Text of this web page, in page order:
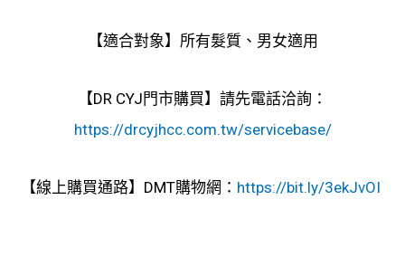
【適合對象】所有髮質、男女適用
【DR CYJ門市購買】請先電話洽詢：
https://drcyjhcc.com.tw/servicebase/
【線上購買通路】DMT購物網： https://bit.ly/3ekJvOI